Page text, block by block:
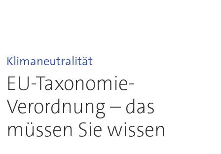
Klimaneutralität
EU-Taxonomie-
Verordnung – das
müssen Sie wissen